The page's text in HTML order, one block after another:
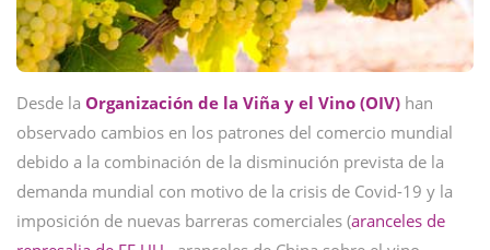
Desde la Organización de la Viña y el Vino (OIV) han
observado cambios en los patrones del comercio mundial
debido a la combinación de la disminución prevista de la
demanda mundial con motivo de la crisis de Covid-19 y la
imposición de nuevas barreras comerciales (aranceles de